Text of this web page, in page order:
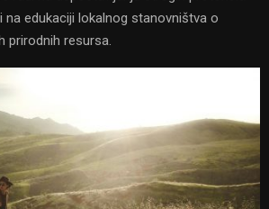
na edukaciji lokalnog stanovništva o
prirodnih resursa.